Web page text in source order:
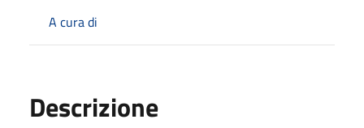
A cura di
Descrizione